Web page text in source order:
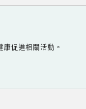
促進相關活動。